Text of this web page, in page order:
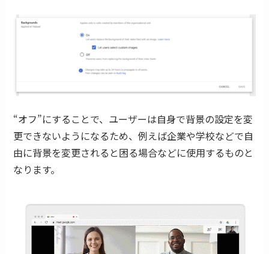
“オフ”にすることで、ユーザーは自身で背景の設定を変
更できないようになるため、例えば企業や学校などで自
由に背景を変更されると困る場合などに使用するものと
なります。